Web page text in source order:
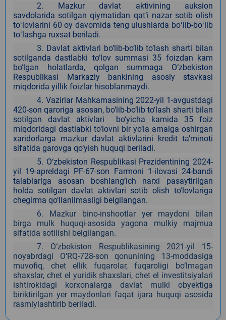
2. Mazkur davlat aktivining auksion
savdolarida sotilgan qiymatidan qatʼi nazar sotib olish
toʻlovlarini 60 oy davomida teng ulushlarda boʻlib-boʻlib
toʻlashga ruxsat beriladi.
3. Davlat aktivlari bo‘lib-bo‘lib to‘lash sharti bilan
sotilganda dastlabki to‘lov summasi 35 foizdan kam
bo‘lgan holatlarda, qolgan summaga O‘zbekiston
Respublikasi Markaziy bankining asosiy stavkasi
miqdorida yillik foizlar hisoblanmaydi.
4. Vazirlar Mahkamasining 2022-yil 1-avgustdagi
420-son qaroriga asosan, bo‘lib-bo‘lib to‘lash sharti bilan
sotilgan davlat aktivlari bo‘yicha kamida 35 foiz
miqdoridagi dastlabki to‘lovni bir yo‘la amalga oshirgan
xaridorlarga mazkur davlat aktivlarini kredit ta’minoti
sifatida garovga qo‘yish huquqi beriladi.
5. O‘zbekiston Respublikasi Prezidentining 2024-
yil 19-apreldagi PF-67-son Farmoni 1-ilovasi 24-bandi
talablariga asosan boshlang‘ich narxi pasaytirilgan
holda sotilgan davlat aktivlari sotib olish to‘lovlariga
chegirma qo‘llanilmasligi belgilangan.
6. Mazkur bino-inshootlar yer maydoni bilan
birga mulk huquqi-asosida yagona mulkiy majmua
sifatida sotilishi belgilangan.
7. O‘zbekiston Respublikasining 2021-yil 15-
noyabrdagi O‘RQ-728-son qonunining 13-moddasiga
muvofiq, сhet ellik fuqarolar, fuqaroligi bo‘lmagan
shaxslar, chet el yuridik shaxslari, chet el investitsiyalari
ishtirokidagi korxonalarga davlat mulki obyektiga
biriktirilgan yer maydonlari faqat ijara huquqi asosida
rasmiylashtirib beriladi.